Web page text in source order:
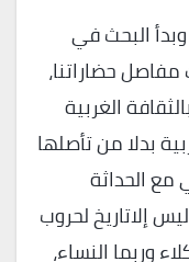
البحث في
حضاراتنا،
الغربية
بدلا من تأصلها
الحداثة
إلاتاريخ لحروب
وربما النساء،